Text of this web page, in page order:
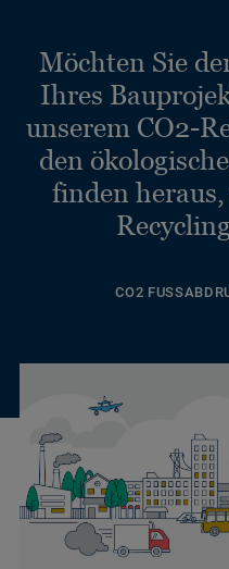
Möchten Sie
Ihres
unserem CO2-
den
finden
CO2